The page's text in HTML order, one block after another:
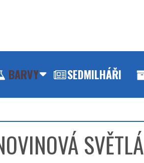
BARVY SEDMILHÁŘI
SVĚTLÁ